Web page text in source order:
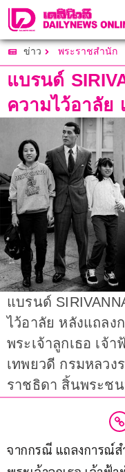
ข่าว พระราชสำนัก
แบรนด์
ความไว้อาลัย
แบรนด์
ไว้อาลัย หลังแถลง
พระเจ้าลูกเธอ เจ้
เทพยวดี กรมหลว
ราชธิดา สิ้นพระช
จากกรณี แถลงการณ์ส